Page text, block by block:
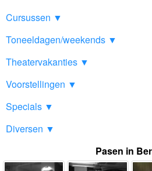
Cursussen ▼
Toneeldagen/weekends ▼
Theatervakanties ▼
Voorstellingen ▼
Specials ▼
Diversen ▼
Pasen in